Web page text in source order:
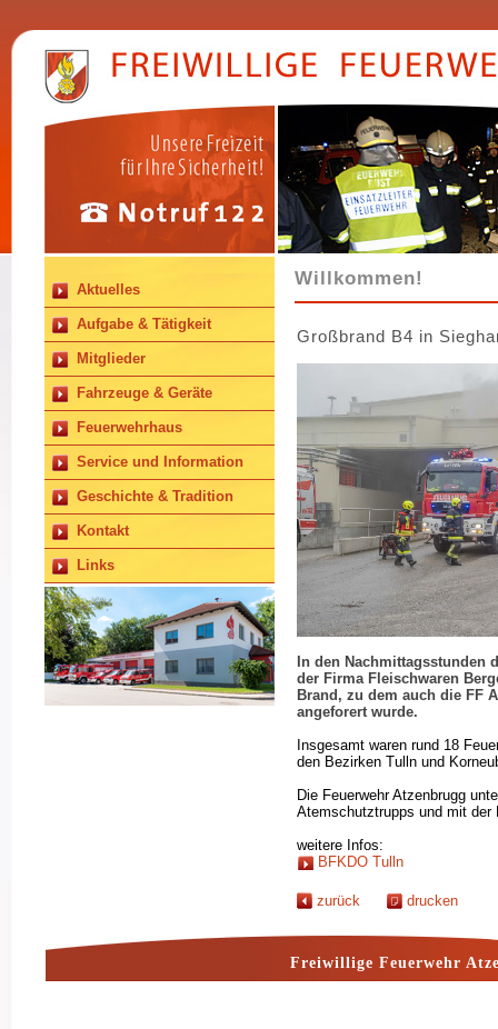
Aktuelles
Aufgabe & Tätigkeit
Mitglieder
Fahrzeuge & Geräte
Feuerwehrhaus
Service und Information
Geschichte & Tradition
Kontakt
Links
Willkommen!
Großbrand B4 in
In den Nachmittagsstunden
der Firma Fleischwaren
Brand, zu dem auch die FF
angeforert wurde.
Insgesamt waren rund 18
den Bezirken Tulln und
Die Feuerwehr Atzenbrugg
Atemschutztrupps und mit der
weitere Infos:
BFKDO Tulln
zurück drucken
Freiwillige Feuerwehr